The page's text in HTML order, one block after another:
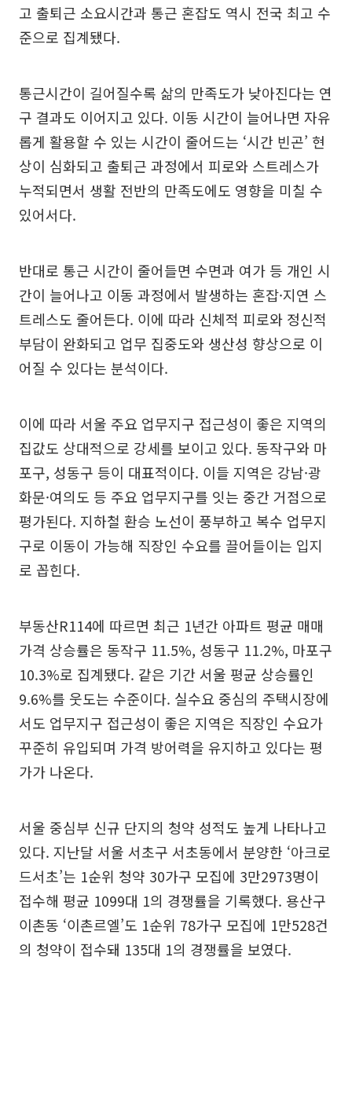
고 출퇴근 소요시간과 통근 혼잡도 역시 전국 최고 수
준으로 집계됐다.
통근시간이 길어질수록 삶의 만족도가 낮아진다는 연
구 결과도 이어지고 있다. 이동 시간이 늘어나면 자유
롭게 활용할 수 있는 시간이 줄어드는 ‘시간 빈곤’ 현
상이 심화되고 출퇴근 과정에서 피로와 스트레스가
누적되면서 생활 전반의 만족도에도 영향을 미칠 수
있어서다.
반대로 통근 시간이 줄어들면 수면과 여가 등 개인 시
간이 늘어나고 이동 과정에서 발생하는 혼잡·지연 스
트레스도 줄어든다. 이에 따라 신체적 피로와 정신적
부담이 완화되고 업무 집중도와 생산성 향상으로 이
어질 수 있다는 분석이다.
이에 따라 서울 주요 업무지구 접근성이 좋은 지역의
집값도 상대적으로 강세를 보이고 있다. 동작구와 마
포구, 성동구 등이 대표적이다. 이들 지역은 강남·광
화문·여의도 등 주요 업무지구를 잇는 중간 거점으로
평가된다. 지하철 환승 노선이 풍부하고 복수 업무지
구로 이동이 가능해 직장인 수요를 끌어들이는 입지
로 꼽힌다.
부동산R114에 따르면 최근 1년간 아파트 평균 매매
가격 상승률은 동작구 11.5%, 성동구 11.2%, 마포구
10.3%로 집계됐다. 같은 기간 서울 평균 상승률인
9.6%를 웃도는 수준이다. 실수요 중심의 주택시장에
서도 업무지구 접근성이 좋은 지역은 직장인 수요가
꾸준히 유입되며 가격 방어력을 유지하고 있다는 평
가가 나온다.
서울 중심부 신규 단지의 청약 성적도 높게 나타나고
있다. 지난달 서울 서초구 서초동에서 분양한 ‘아크로
드서초’는 1순위 청약 30가구 모집에 3만2973명이
접수해 평균 1099대 1의 경쟁률을 기록했다. 용산구
이촌동 ‘이촌르엘’도 1순위 78가구 모집에 1만528건
의 청약이 접수돼 135대 1의 경쟁률을 보였다.